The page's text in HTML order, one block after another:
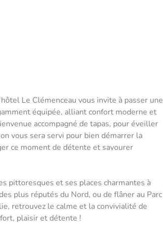
Le Clémenceau vous invite à passer une
équipée, alliant confort moderne et
accompagné de tapas, pour éveiller
vous sera servi pour bien démarrer la
ce moment de détente et savourer
pittoresques et ses places charmantes à
plus réputés du Nord, ou de flâner au Parc
retrouvez le calme et la convivialité de
plaisir et détente !